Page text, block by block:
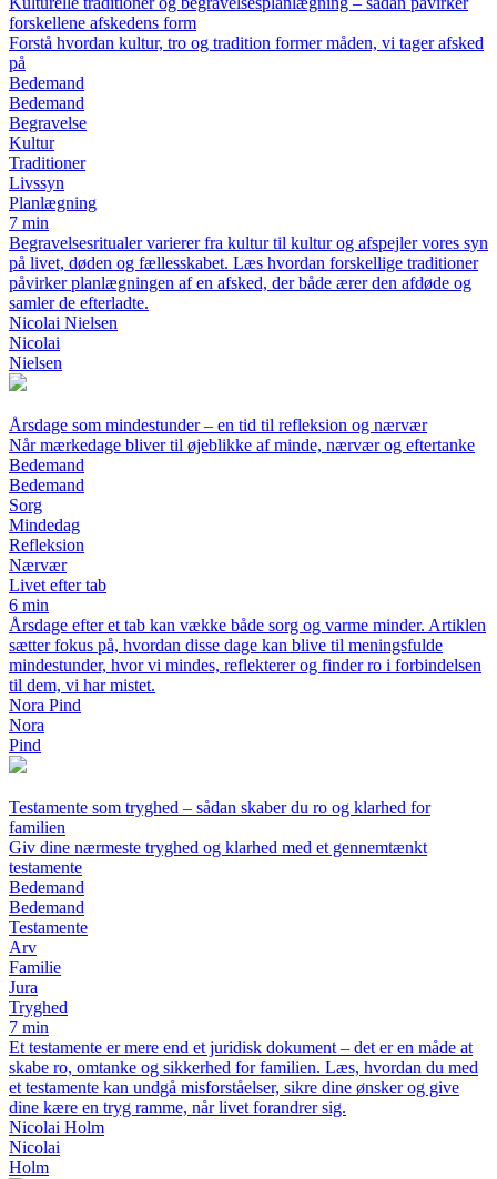
forskellene afskedens form
Forstå hvordan kultur, tro og tradition former måden, vi tager afsked
på
Bedemand
Bedemand
Begravelse
Kultur
Traditioner
Livssyn
Planlægning
7 min
Begravelsesritualer varierer fra kultur til kultur og afspejler vores syn
på livet, døden og fællesskabet. Læs hvordan forskellige traditioner
påvirker planlægningen af en afsked, der både ærer den afdøde og
samler de efterladte.
Nicolai Nielsen
Nicolai
Nielsen
Årsdage som mindestunder – en tid til refleksion og nærvær
Når mærkedage bliver til øjeblikke af minde, nærvær og eftertanke
Bedemand
Bedemand
Sorg
Mindedag
Refleksion
Nærvær
Livet efter tab
6 min
Årsdage efter et tab kan vække både sorg og varme minder. Artiklen
sætter fokus på, hvordan disse dage kan blive til meningsfulde
mindestunder, hvor vi mindes, reflekterer og finder ro i forbindelsen
til dem, vi har mistet.
Nora Pind
Nora
Pind
Testamente som tryghed – sådan skaber du ro og klarhed for
familien
Giv dine nærmeste tryghed og klarhed med et gennemtænkt
testamente
Bedemand
Bedemand
Testamente
Arv
Familie
Jura
Tryghed
7 min
Et testamente er mere end et juridisk dokument – det er en måde at
skabe ro, omtanke og sikkerhed for familien. Læs, hvordan du med
et testamente kan undgå misforståelser, sikre dine ønsker og give
dine kære en tryg ramme, når livet forandrer sig.
Nicolai Holm
Nicolai
Holm